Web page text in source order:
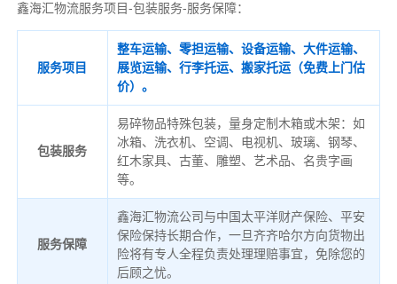
鑫海汇物流服务项目-包装服务-服务保障：
服务项目
整车运输、零担运输、设备运输、大件运输、
展览运输、行李托运、搬家托运（免费上门估
价）。
包装服务
易碎物品特殊包装，量身定制木箱或木架：如
冰箱、洗衣机、空调、电视机、玻璃、钢琴、
红木家具、古董、雕塑、艺术品、名贵字画
等。
服务保障
鑫海汇物流公司与中国太平洋财产保险、平安
保险保持长期合作，一旦齐齐哈尔方向货物出
险将有专人全程负责处理理赔事宜，免除您的
后顾之忧。